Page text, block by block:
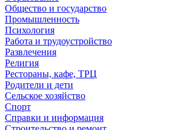
Общество и государство
Промышленность
Психология
Работа и трудоустройство
Развлечения
Религия
Рестораны, кафе, ТРЦ
Родители и дети
Сельское хозяйство
Спорт
Справки и информация